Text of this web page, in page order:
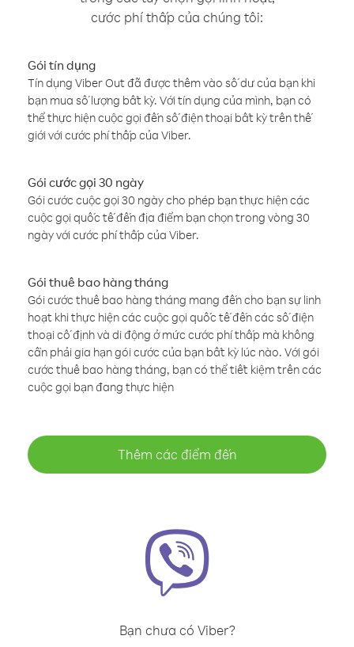
cước phí thấp của chúng tôi:
Gói tín dụng
Tín dụng Viber Out đã được thêm vào số dư của bạn khi
bạn mua số lượng bất kỳ. Với tín dụng của mình, bạn có
thể thực hiện cuộc gọi đến số điện thoại bất kỳ trên thế
giới với cước phí thấp của Viber.
Gói cước gọi 30 ngày
Gói cước cuộc gọi 30 ngày cho phép bạn thực hiện các
cuộc gọi quốc tế đến địa điểm bạn chọn trong vòng 30
ngày với cước phí thấp của Viber.
Gói thuê bao hàng tháng
Gói cước thuê bao hàng tháng mang đến cho bạn sự linh
hoạt khi thực hiện các cuộc gọi quốc tế đến các số điện
thoại cố định và di động ở mức cước phí thấp mà không
cần phải gia hạn gói cước của bạn bất kỳ lúc nào. Với gói
cước thuê bao hàng tháng, bạn có thể tiết kiệm trên các
cuộc gọi bạn đang thực hiện
Thêm các điểm đến
Bạn chưa có Viber?